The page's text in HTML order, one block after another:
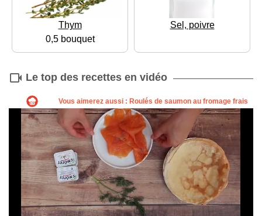
Thym
0,5 bouquet
Sel, poivre
Le top des recettes en vidéo